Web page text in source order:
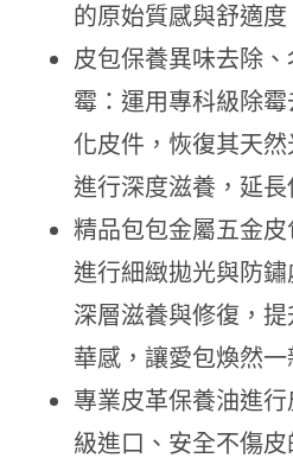
的原始質感與舒適度
皮包保養異味去除
霉：運用專科級除
化皮件，恢復其天
進行深度滋養，延長
精品包包金屬五金
進行細緻拋光與防
深層滋養與修復，
華感，讓愛包煥然一
專業皮革保養油進
級進口、安全不傷